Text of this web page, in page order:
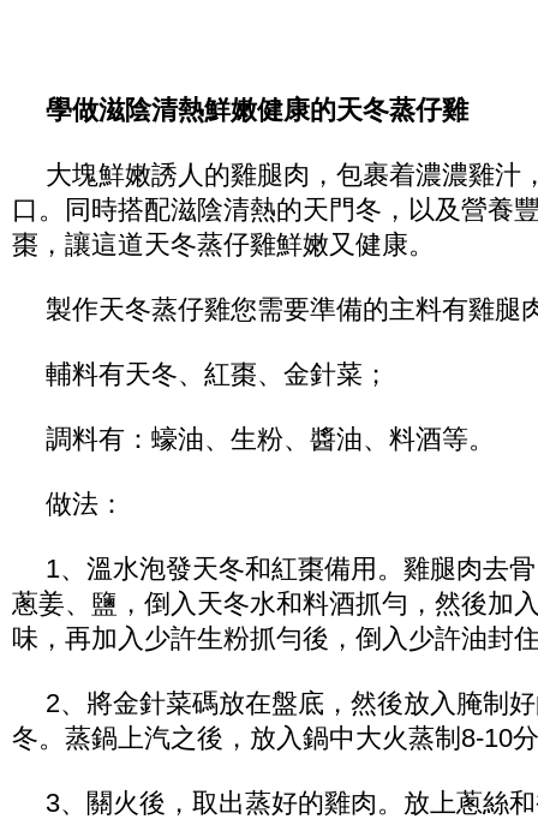
學做滋陰清熱鮮嫩健康的天冬蒸仔雞
大塊鮮嫩誘人的雞腿肉，包裹着濃濃雞汁
口。同時搭配滋陰清熱的天門冬，以及營養
棗，讓這道天冬蒸仔雞鮮嫩又健康。
製作天冬蒸仔雞您需要準備的主料有雞腿
輔料有天冬、紅棗、金針菜；
調料有：蠔油、生粉、醬油、料酒等。
做法：
1、溫水泡發天冬和紅棗備用。雞腿肉去
蔥姜、鹽，倒入天冬水和料酒抓勻，然後加
味，再加入少許生粉抓勻後，倒入少許油封
2、將金針菜碼放在盤底，然後放入腌制
冬。蒸鍋上汽之後，放入鍋中大火蒸制8-10
3、關火後，取出蒸好的雞肉。放上蔥絲